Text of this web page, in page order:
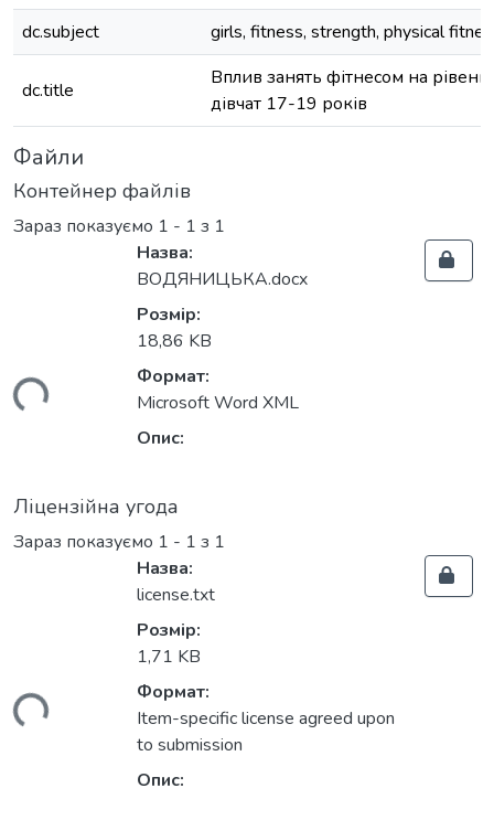
dc.subject
girls, fitness, strength, physical
dc.title
Вплив занять фітнесом на
дівчат 17-19 років
Файли
Контейнер файлів
Зараз показуємо 1 - 1 з 1
Назва:
ВОДЯНИЦЬКА.docx
Розмір:
18,86 KB
Формат:
Microsoft Word XML
Опис:
Ліцензійна угода
Зараз показуємо 1 - 1 з 1
Назва:
license.txt
Розмір:
1,71 KB
Формат:
Item-specific license agreed upon
to submission
Опис: